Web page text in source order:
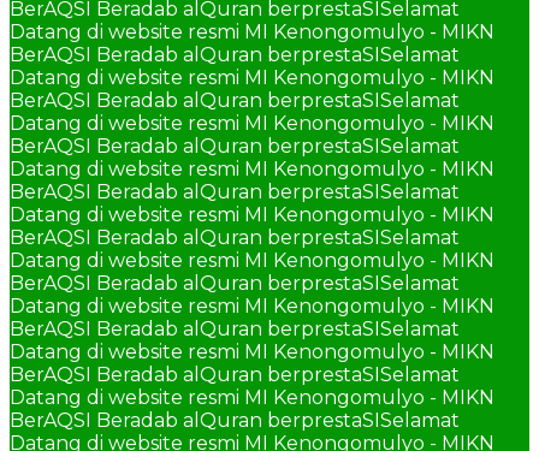
BerAQSI Beradab alQuran berprestaSISelamat
Datang di website resmi MI Kenongomulyo - MIKN
BerAQSI Beradab alQuran berprestaSISelamat
Datang di website resmi MI Kenongomulyo - MIKN
BerAQSI Beradab alQuran berprestaSISelamat
Datang di website resmi MI Kenongomulyo - MIKN
BerAQSI Beradab alQuran berprestaSISelamat
Datang di website resmi MI Kenongomulyo - MIKN
BerAQSI Beradab alQuran berprestaSISelamat
Datang di website resmi MI Kenongomulyo - MIKN
BerAQSI Beradab alQuran berprestaSISelamat
Datang di website resmi MI Kenongomulyo - MIKN
BerAQSI Beradab alQuran berprestaSISelamat
Datang di website resmi MI Kenongomulyo - MIKN
BerAQSI Beradab alQuran berprestaSISelamat
Datang di website resmi MI Kenongomulyo - MIKN
BerAQSI Beradab alQuran berprestaSISelamat
Datang di website resmi MI Kenongomulyo - MIKN
BerAQSI Beradab alQuran berprestaSISelamat
Datang di website resmi MI Kenongomulyo - MIKN